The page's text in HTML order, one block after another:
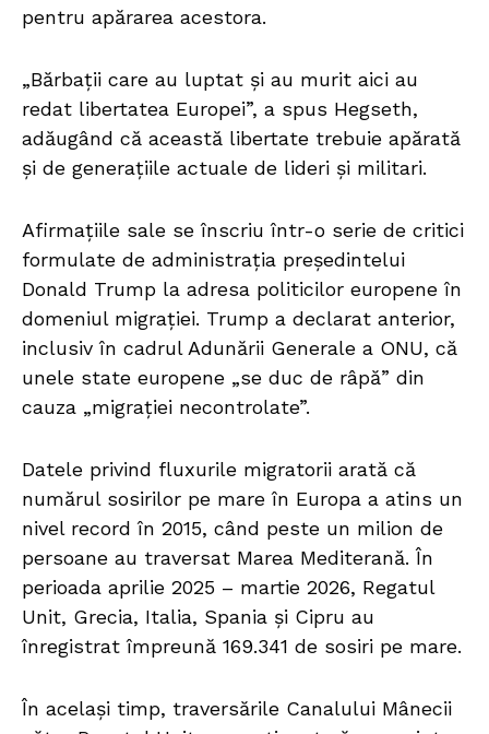
pentru apărarea acestora.
„Bărbații care au luptat și au murit aici au
redat libertatea Europei”, a spus Hegseth,
adăugând că această libertate trebuie apărată
și de generațiile actuale de lideri și militari.
Afirmațiile sale se înscriu într-o serie de critici
formulate de administrația președintelui
Donald Trump la adresa politicilor europene în
domeniul migrației. Trump a declarat anterior,
inclusiv în cadrul Adunării Generale a ONU, că
unele state europene „se duc de râpă” din
cauza „migrației necontrolate”.
Datele privind fluxurile migratorii arată că
numărul sosirilor pe mare în Europa a atins un
nivel record în 2015, când peste un milion de
persoane au traversat Marea Mediterană. În
perioada aprilie 2025 – martie 2026, Regatul
Unit, Grecia, Italia, Spania și Cipru au
înregistrat împreună 169.341 de sosiri pe mare.
În același timp, traversările Canalului Mânecii